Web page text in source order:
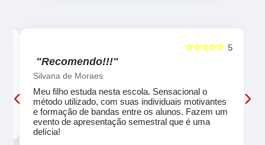
5
☆☆☆☆☆
"Recomendo!!!"
Silvana de Moraes
Meu filho estuda nesta escola. Sensacional o
método utilizado, com suas individuais motivantes
e formação de bandas entre os alunos. Fazem um
evento de apresentação semestral que é uma
delícia!
‹ ›